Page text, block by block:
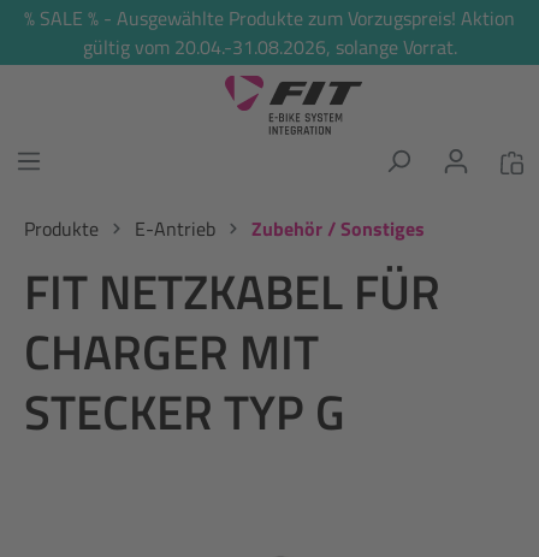
springen
% SALE % - Ausgewählte Produkte zum Vorzugspreis! Aktion
gültig vom 20.04.-31.08.2026, solange Vorrat.
Produkte E-Antrieb Zubehör / Sonstiges
FIT NETZKABEL FÜR
CHARGER MIT
STECKER TYP G